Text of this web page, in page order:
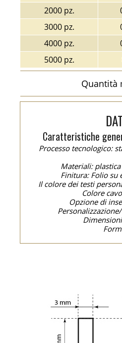
2000 pz.
3000 pz.
4000 pz.
5000 pz.
Quantità
Caratteristiche
Processo tecnologico:
Materiali:
Finitura: Folio su
Il colore dei testi
Colore
Opzione di